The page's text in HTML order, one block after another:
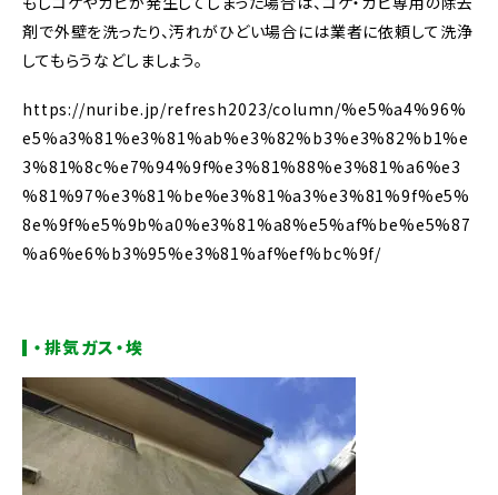
剤で外壁を洗ったり、汚れがひどい場合には業者に依頼して洗浄
してもらうなどしましょう。
https://nuribe.jp/refresh2023/column/%e5%a4%96%
e5%a3%81%e3%81%ab%e3%82%b3%e3%82%b1%e
3%81%8c%e7%94%9f%e3%81%88%e3%81%a6%e3
%81%97%e3%81%be%e3%81%a3%e3%81%9f%e5%
8e%9f%e5%9b%a0%e3%81%a8%e5%af%be%e5%87
%a6%e6%b3%95%e3%81%af%ef%bc%9f/
・排気ガス・埃